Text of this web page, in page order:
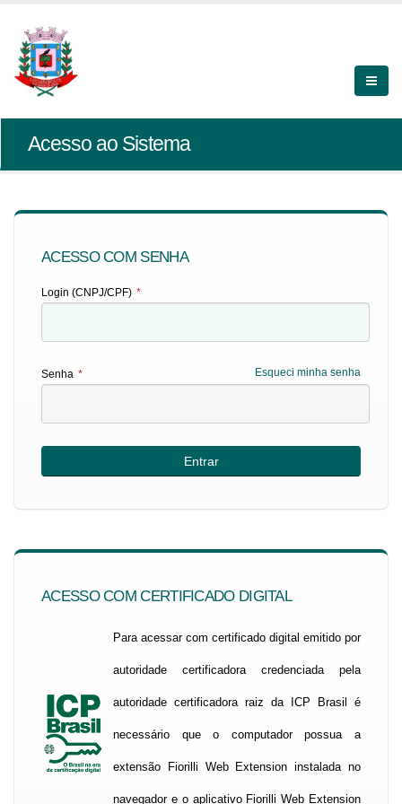
Acesso ao Sistema
ACESSO COM SENHA
Login (CNPJ/CPF) *
Esqueci minha senha
Senha *
ACESSO COM CERTIFICADO DIGITAL
Para acessar com certificado digital emitido por
autoridade certificadora credenciada pela
autoridade certificadora raiz da ICP Brasil é
necessário que o computador possua a
extensão Fiorilli Web Extension instalada no
navegador e o aplicativo Fiorilli Web Extension